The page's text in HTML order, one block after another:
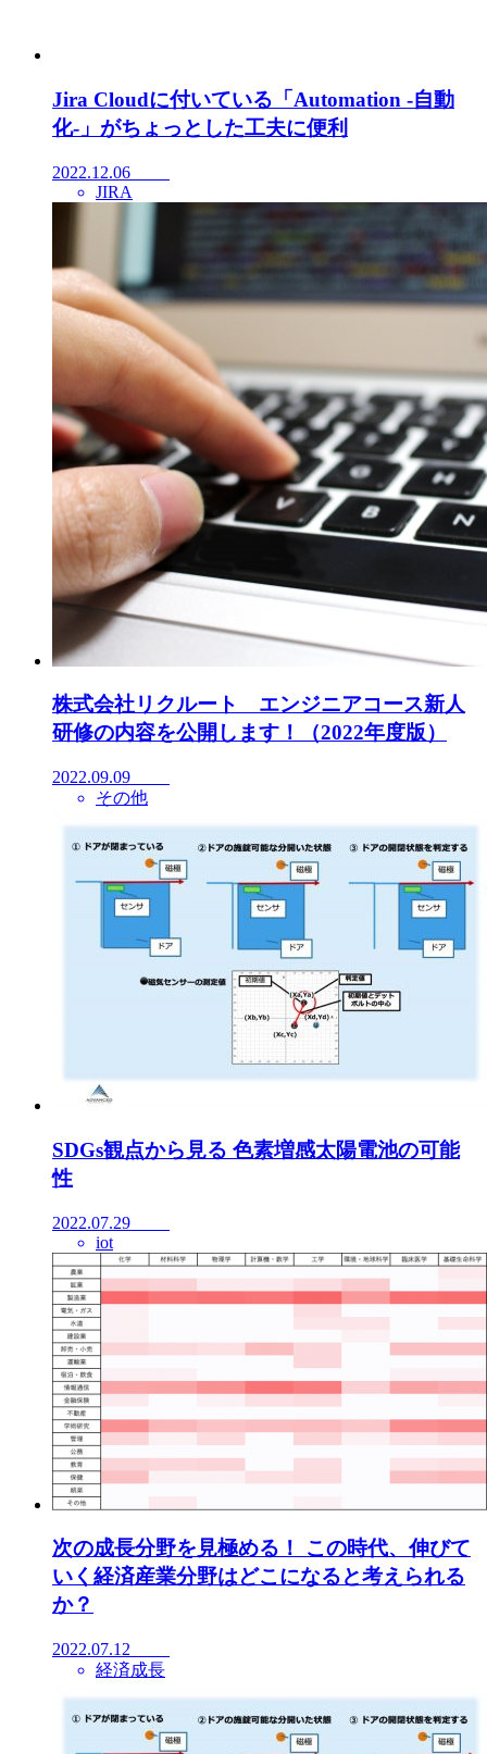
Jira Cloudに付いている「Automation -自動
化-」がちょっとした工夫に便利
2022.12.06
JIRA
株式会社リクルート エンジニアコース新人
研修の内容を公開します！（2022年度版）
2022.09.09
その他
SDGs観点から見る 色素増感太陽電池の可能
性
2022.07.29
iot
次の成長分野を見極める！ この時代、伸びて
いく経済産業分野はどこになると考えられる
か？
2022.07.12
経済成長